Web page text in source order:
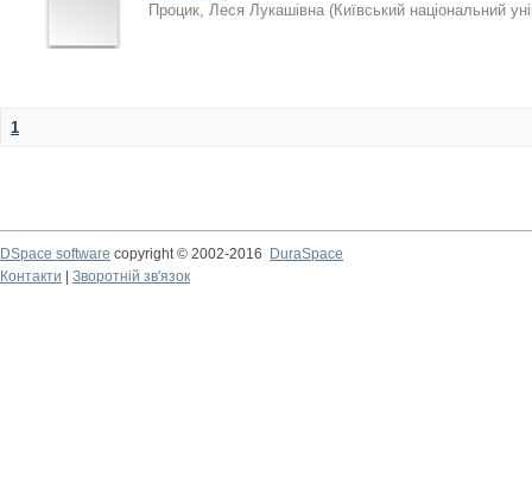
Процик, Леся Лукашівна (Київський національний
1
DSpace software copyright © 2002-2016
DuraSpace
Контакти
Зворотній зв'язок